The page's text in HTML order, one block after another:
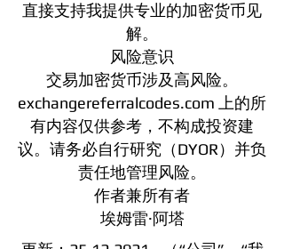
直接支持我提供专业的加密货币见
解。
风险意识
交易加密货币涉及高风险。
exchangereferralcodes.com 上的所
有内容仅供参考，不构成投资建
议。请务必自行研究（DYOR）并负
责任地管理风险。
作者兼所有者
埃姆雷·阿塔